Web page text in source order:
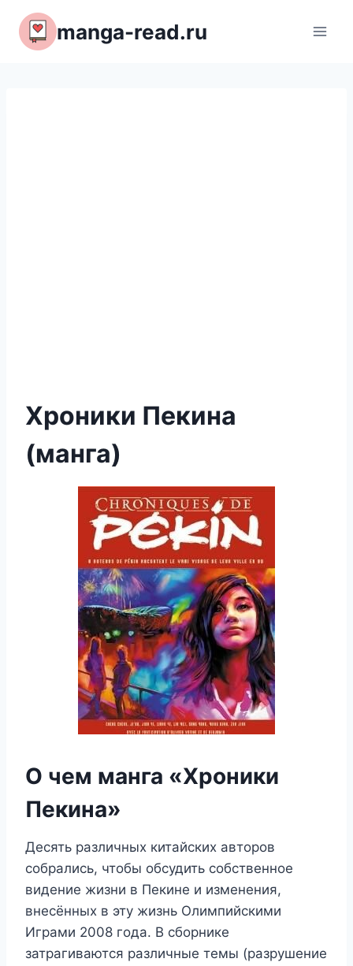
Перейти
содержимому
manga-read.ru
Хроники Пекина
(манга)
О чем манга «Хроники
Пекина»
Десять различных китайских авторов
собрались, чтобы обсудить собственное
видение жизни в Пекине и изменения,
внесённых в эту жизнь Олимпийскими
Играми 2008 года. В сборнике
затрагиваются различные темы (разрушение